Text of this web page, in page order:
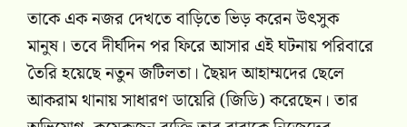
তাকে এক নজর দেখতে বাড়িতে ভিড় করেন উৎসুক
মানুষ। তবে দীর্ঘদিন পর ফিরে আসার এই ঘটনায় পরিবারে
তৈরি হয়েছে নতুন জটিলতা। ছৈয়দ আহাম্মদের ছেলে
আকরাম থানায় সাধারণ ডায়েরি (জিডি) করেছেন। তার